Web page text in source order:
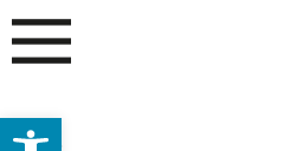
Abrir barra de